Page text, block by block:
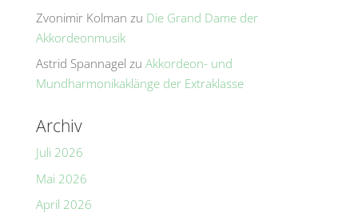
Zvonimir Kolman zu Die Grand Dame der
Akkordeonmusik
Astrid Spannagel zu Akkordeon- und
Mundharmonikaklänge der Extraklasse
Archiv
Juli 2026
Mai 2026
April 2026